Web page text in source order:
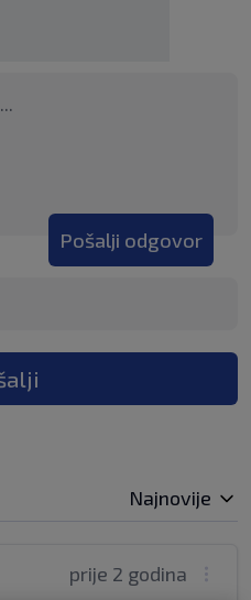
Pošalji odgovor
Najnovije
prije 2 godina